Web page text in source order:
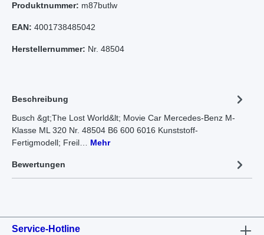
Produktnummer: m87butlw
EAN: 4001738485042
Herstellernummer: Nr. 48504
Beschreibung
Busch &gt;The Lost World&lt; Movie Car Mercedes-Benz M-
Klasse ML 320 Nr. 48504 B6 600 6016 Kunststoff-
Fertigmodell; Freil… Mehr
Bewertungen
Service-Hotline